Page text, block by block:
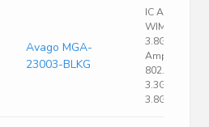
Avago MGA-
23003-BLKG
IC AMP
WIMAX 3.3-
3.8GHZ RF
Amplifier IC
802.16
3.3GHz ~
3.8GHz